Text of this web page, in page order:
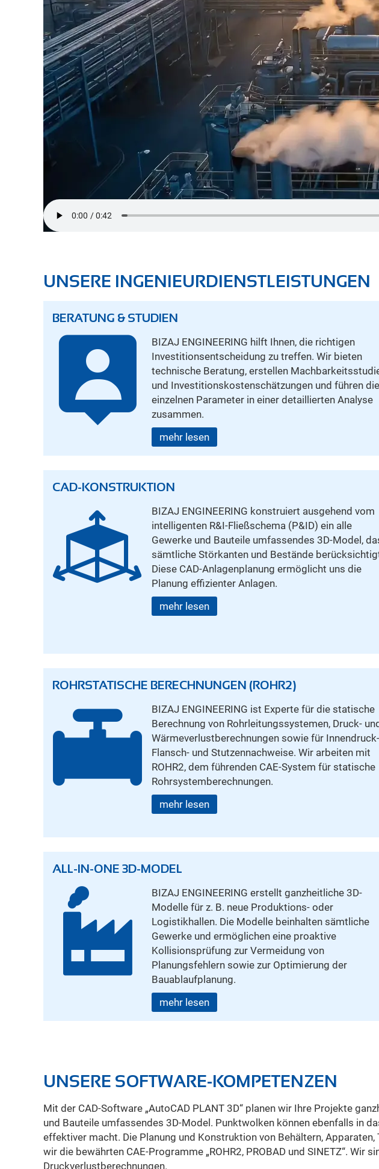
UNSERE INGENIEURDIENSTLEISTUNGEN
BERATUNG & STUDIEN
BIZAJ ENGINEERING hilft Ihnen, die richtigen
Investitionsentscheidung zu treffen. Wir bieten
technische Beratung, erstellen
und Investitionskostenschätzungen und führen die
einzelnen Parameter in einer detaillierten Analyse
zusammen.
mehr lesen
CAD-KONSTRUKTION
BIZAJ ENGINEERING konstruiert ausgehend vom
intelligenten R&I-Fließschema (P&ID) ein alle
Gewerke und Bauteile umfassendes 3D-Model,
sämtliche Störkanten und Bestände
Diese CAD-Anlagenplanung ermöglicht uns die
Planung effizienter Anlagen.
mehr lesen
ROHRSTATISCHE BERECHNUNGEN (ROHR2)
BIZAJ ENGINEERING ist Experte für die statische
Berechnung von Rohrleitungssystemen, Druck- und
Wärmeverlustberechnungen sowie für
Flansch- und Stutzennachweise. Wir arbeiten mit
ROHR2, dem führenden CAE-System für statische
Rohrsystemberechnungen.
mehr lesen
ALL-IN-ONE 3D-MODEL
BIZAJ ENGINEERING erstellt ganzheitliche 3D-
Modelle für z. B. neue Produktions- oder
Logistikhallen. Die Modelle beinhalten sämtliche
Gewerke und ermöglichen eine proaktive
Kollisionsprüfung zur Vermeidung von
Planungsfehlern sowie zur Optimierung der
Bauablaufplanung.
mehr lesen
UNSERE SOFTWARE-KOMPETENZEN
Mit der CAD-Software „AutoCAD PLANT 3D“ planen wir Ihre Projekte
und Bauteile umfassendes 3D-Model. Punktwolken können ebenfalls in
effektiver macht. Die Planung und Konstruktion von Behältern,
wir die bewährten CAE-Programme „ROHR2, PROBAD und SINETZ“.
Druckverlustberechnungen.